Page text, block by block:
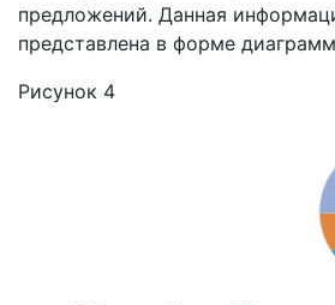
предложений. Данная
представлена в форме
Рисунок 4